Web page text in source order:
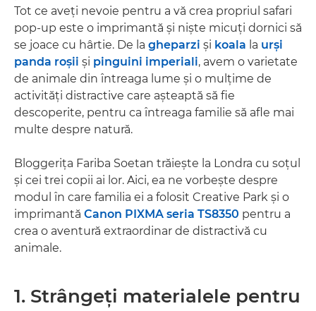
Tot ce aveţi nevoie pentru a vă crea propriul safari
pop-up este o imprimantă şi nişte micuţi dornici să
se joace cu hârtie. De la gheparzi şi koala la urşi
panda roşii şi pinguini imperiali, avem o varietate
de animale din întreaga lume şi o mulţime de
activităţi distractive care aşteaptă să fie
descoperite, pentru ca întreaga familie să afle mai
multe despre natură.
Bloggeriţa Fariba Soetan trăieşte la Londra cu soţul
şi cei trei copii ai lor. Aici, ea ne vorbeşte despre
modul în care familia ei a folosit Creative Park şi o
imprimantă Canon PIXMA seria TS8350 pentru a
crea o aventură extraordinar de distractivă cu
animale.
1. Strângeţi materialele pentru